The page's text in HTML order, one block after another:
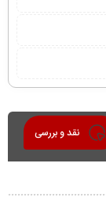
نقد و بررسی